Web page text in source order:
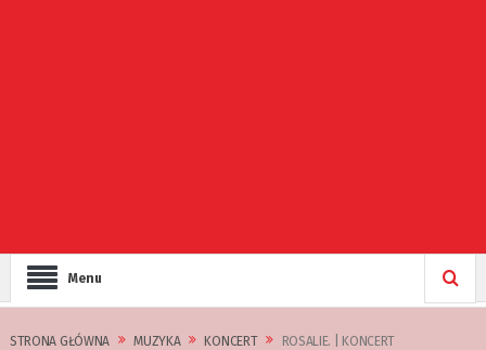
Menu
STRONA GŁÓWNA MUZYKA KONCERT ROSALIE. | KONCERT